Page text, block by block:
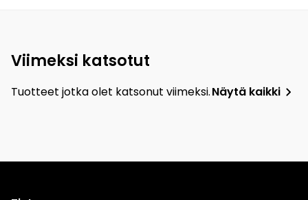
Viimeksi katsotut
Tuotteet jotka olet katsonut viimeksi.Näytä kaikki